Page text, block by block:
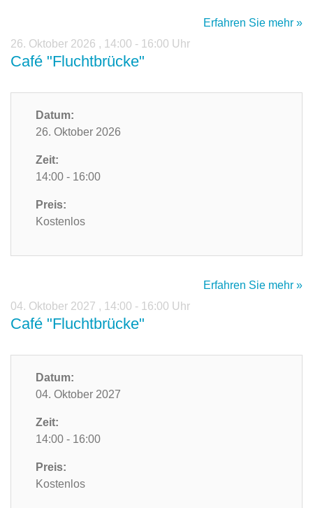
Erfahren Sie mehr »
26. Oktober 2026 , 14:00 - 16:00 Uhr
Café "Fluchtbrücke"
Datum:
26. Oktober 2026
Zeit:
14:00 - 16:00
Preis:
Kostenlos
Erfahren Sie mehr »
04. Oktober 2027 , 14:00 - 16:00 Uhr
Café "Fluchtbrücke"
Datum:
04. Oktober 2027
Zeit:
14:00 - 16:00
Preis:
Kostenlos